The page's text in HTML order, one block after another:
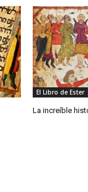
El Libro de Ester
La increíble